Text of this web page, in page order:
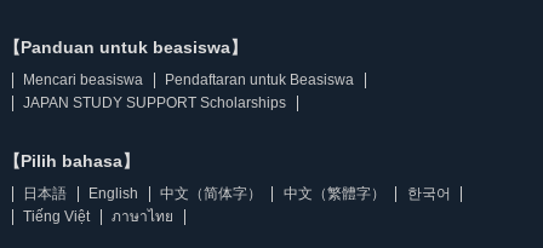
【Panduan untuk beasiswa】
Mencari beasiswa
Pendaftaran untuk Beasiswa
JAPAN STUDY SUPPORT Scholarships
【Pilih bahasa】
日本語 English 中文（简体字） 中文（繁體字）
한국어
Tiếng Việt
ภาษาไทย